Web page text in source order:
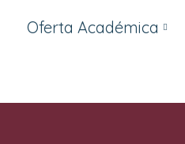
Oferta Académica